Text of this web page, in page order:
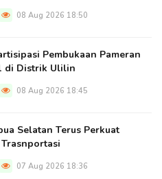
08 Aug 2026 18:50
Pembukaan Pameran
di Distrik Ulilin
08 Aug 2026 18:45
Selatan Terus Perkuat
07 Aug 2026 18:36